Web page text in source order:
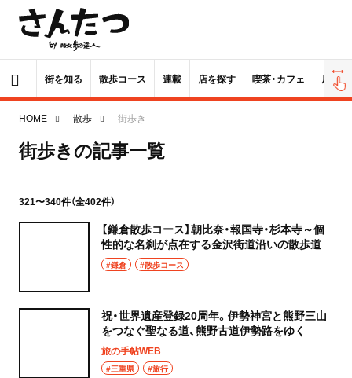
街を知る 散歩コース 連載 店を探す 喫茶・カフェ 居酒屋
HOME 散歩 街歩き
街歩きの記事一覧
321〜340件（全402件）
【鎌倉散歩コース】朝比奈・報国寺・杉本寺～個
性的な名刹が点在する金沢街道沿いの散歩道
#鎌倉 #散歩コース
祝・世界遺産登録20周年。伊勢神宮と熊野三山
をつなぐ聖なる道、熊野古道伊勢路をゆく
旅の手帖WEB
#三重県 #旅行